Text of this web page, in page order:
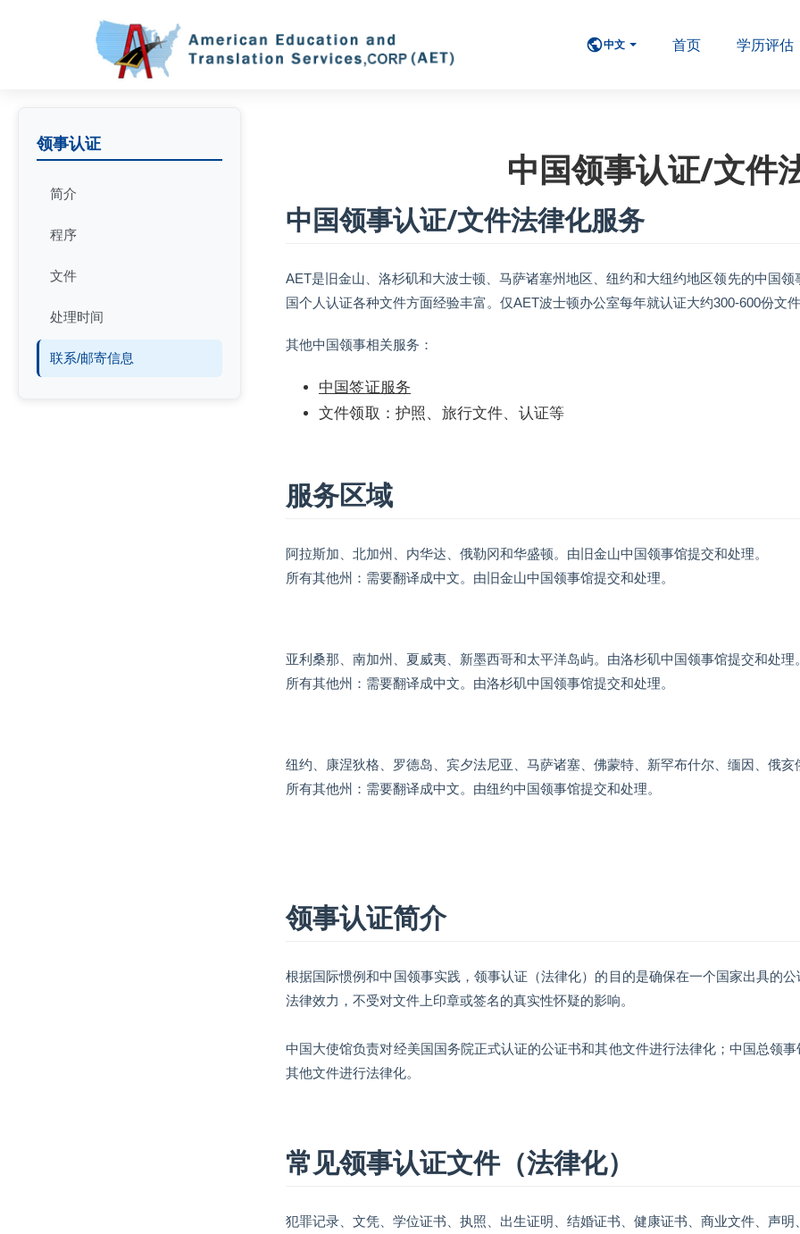
中文 首页 学历评估
领事认证
简介
程序
文件
处理时间
联系/邮寄信息
中国领事认证/文件
中国领事认证/文件法律化服务
AET是旧金山、洛杉矶和大波士顿、马萨诸塞州地区、纽约和大纽约地区领先的中国
国个人认证各种文件方面经验丰富。仅AET波士顿办公室每年就认证大约300-600份文
其他中国领事相关服务：
中国签证服务
文件领取：护照、旅行文件、认证等
服务区域
阿拉斯加、北加州、内华达、俄勒冈和华盛顿。由旧金山中国领事馆提交和处理。
所有其他州：需要翻译成中文。由旧金山中国领事馆提交和处理。
亚利桑那、南加州、夏威夷、新墨西哥和太平洋岛屿。由洛杉矶中国领事馆提交和处理
所有其他州：需要翻译成中文。由洛杉矶中国领事馆提交和处理。
纽约、康涅狄格、罗德岛、宾夕法尼亚、马萨诸塞、佛蒙特、新罕布什尔、缅因、俄
所有其他州：需要翻译成中文。由纽约中国领事馆提交和处理。
领事认证简介
根据国际惯例和中国领事实践，领事认证（法律化）的目的是确保在一个国家出具的
法律效力，不受对文件上印章或签名的真实性怀疑的影响。
中国大使馆负责对经美国国务院正式认证的公证书和其他文件进行法律化；中国总领
其他文件进行法律化。
常见领事认证文件（法律化）
犯罪记录、文凭、学位证书、执照、出生证明、结婚证书、健康证书、商业文件、声明